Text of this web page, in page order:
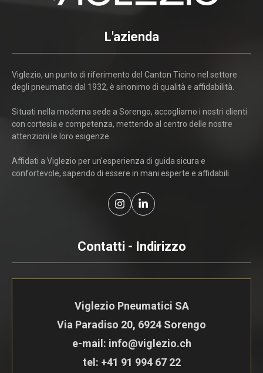
L'azienda
Viglezio, un punto di riferimento del Canton Ticino nel settore
degli pneumatici dal 1932, è sinonimo di qualità e affidabilità.
Situati nella moderna sede a Sorengo, accogliamo i nostri clienti
con cortesia e competenza, mettendo al centro delle nostre
attenzioni le loro esigenze.
Affidati a Viglezio per un'esperienza di guida sicura e
confortevole, sapendo di essere in mani esperte e affidabili.
Contatti - Indirizzo
Viglezio Pneumatici SA
Via Paradiso 20, 6924 Sorengo
e-mail: info@viglezio.ch
tel: +41 91 994 67 22